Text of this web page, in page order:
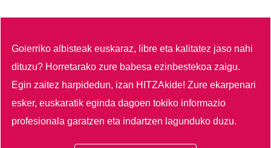
Goierriko albisteak euskaraz, libre eta kalitatez jaso nahi
dituzu? Horretarako zure babesa ezinbestekoa zaigu.
Egin zaitez harpidedun, izan HITZAkide!Zure ekarpenari
esker, euskaratik eginda dagoen tokiko informazio
profesionala garatzen eta indartzen lagunduko duzu.